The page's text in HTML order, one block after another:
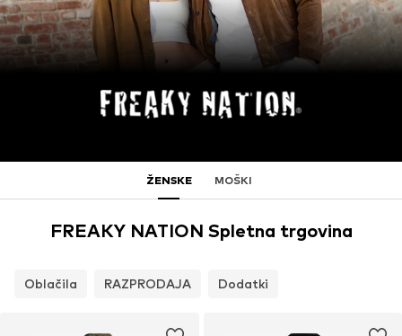
ŽENSKE MOŠKI
FREAKY NATION Spletna trgovina
Oblačila RAZPRODAJA Dodatki